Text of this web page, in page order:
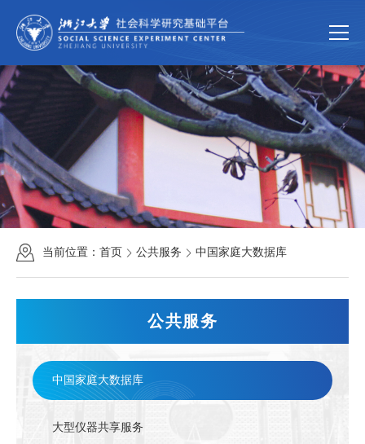
首页
关于我们
平台简介
组织机构
规章制度
新闻动态
新闻速递
通知公告
科学研究
研究团队
科研成果
科研项目
联系方式
当前位置： 首页 公共服务 中国家庭大数据库
公共服务
中国家庭大数据库
大型仪器共享服务